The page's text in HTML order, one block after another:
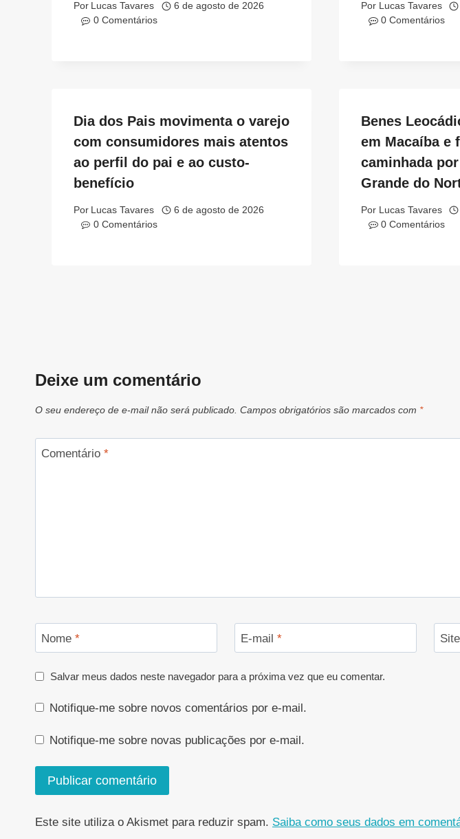
Por Lucas Tavares
6 de agosto de 2026
0 Comentários
Por Lucas Tavares
0 Comentários
Dia dos Pais movimenta o varejo
com consumidores mais atentos
ao perfil do pai e ao custo-
benefício
Por Lucas Tavares
6 de agosto de 2026
0 Comentários
Benes
em Macaíba e
caminhada
Grande do
Por Lucas Tavares
0 Comentários
Deixe um comentário
O seu endereço de e-mail não será publicado. Campos obrigatórios são marcados com *
Comentário *
Nome * E-mail * Site
Salvar meus dados neste navegador para a próxima vez que eu comentar.
Notifique-me sobre novos comentários por e-mail.
Notifique-me sobre novas publicações por e-mail.
Este site utiliza o Akismet para reduzir spam. Saiba como seus dados em